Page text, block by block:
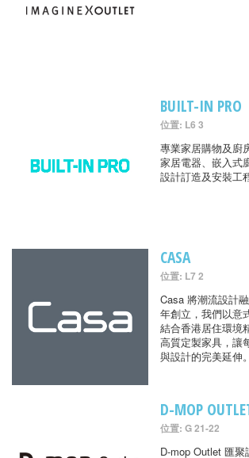
BUILT-IN PRO
位置: L6 3
專業家居購物及廚
家居電器、嵌入式
設計訂造及安裝工
CASA
位置: L7 2
Casa 將潮流設計
年創立，我們以意
結合香港居住環境
高質定製家具，讓
與設計的完美延伸。
D-MOP
位置: G 21-22
D-mop Outlet 匯聚